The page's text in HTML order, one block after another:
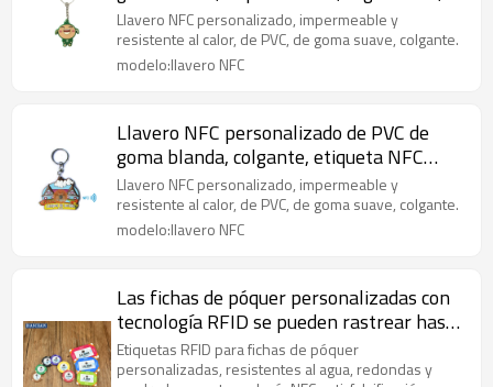
pasivo, etiqueta NFC
Llavero NFC personalizado, impermeable y
resistente al calor, de PVC, de goma suave, colgante.
modelo:llavero NFC
Llavero NFC personalizado de PVC de
goma blanda, colgante, etiqueta NFC
pasiva regrabable e impermeable.
Llavero NFC personalizado, impermeable y
resistente al calor, de PVC, de goma suave, colgante.
modelo:llavero NFC
Las fichas de póquer personalizadas con
tecnología RFID se pueden rastrear hasta
las etiquetas NFC impermeables,
redondas y cuadradas anti-falsificación
Etiquetas RFID para fichas de póquer
personalizadas, resistentes al agua, redondas y